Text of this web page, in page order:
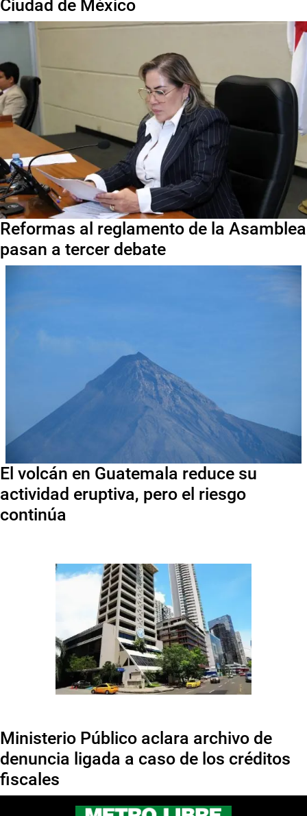
Ciudad de México
Reformas al reglamento de la Asamblea
pasan a tercer debate
El volcán en Guatemala reduce su
actividad eruptiva, pero el riesgo
continúa
Ministerio Público aclara archivo de
denuncia ligada a caso de los créditos
fiscales